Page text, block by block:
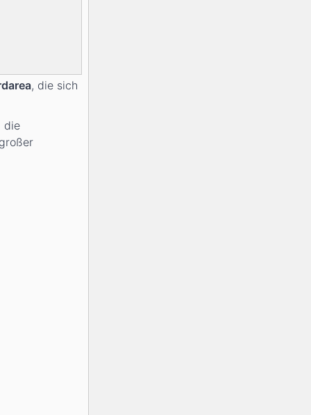
, die sich
die